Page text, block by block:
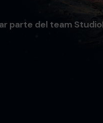
parte del team